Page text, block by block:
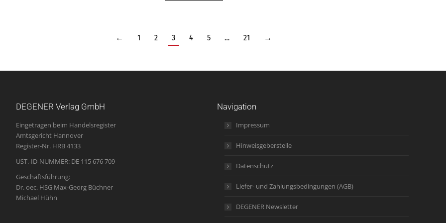
← 1 2 3 4 5 … 21 →
DEGENER Verlag GmbH
Eingetragen beim Handelsregister
Amtsgericht Hannover
Register-Nr. HRB 4133
UST.-ID-NUMMER: DE 115 676 709
Geschäftsführung:
Dr. oec. HSG Max-Georg Büchner
Michael Hühn
Navigation
Impressum
Hinweisgeberstelle
Datenschutz
Liefer- und Zahlungsbedingungen (AGB)
DEGENER Newsletter